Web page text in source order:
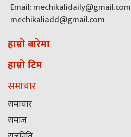
Email: mechikalidaily@gmail.com
mechikaliadd@gmail.com
हाम्रो बारेमा
हाम्रो टिम
समाचार
समाचार
समाज